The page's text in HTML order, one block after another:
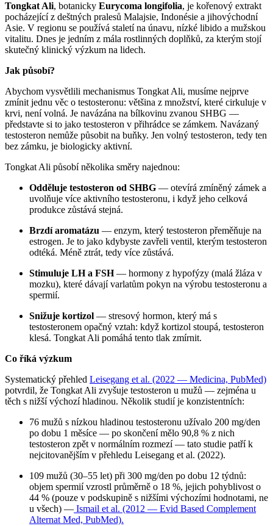
Tongkat Ali, botanicky Eurycoma longifolia, je kořenový extrakt
pocházející z deštných pralesů Malajsie, Indonésie a jihovýchodní
Asie. V regionu se používá staletí na únavu, nízké libido a mužskou
vitalitu. Dnes je jedním z mála rostlinných doplňků, za kterým stojí
skutečný klinický výzkum na lidech.
Jak působí?
Abychom vysvětlili mechanismus Tongkat Ali, musíme nejprve
zmínit jednu věc o testosteronu: většina z množství, které cirkuluje v
krvi, není volná. Je navázána na bílkovinu zvanou SHBG —
představte si to jako testosteron v přihrádce se zámkem. Navázaný
testosteron nemůže působit na buňky. Jen volný testosteron, tedy ten
bez zámku, je biologicky aktivní.
Tongkat Ali působí několika směry najednou:
Odděluje testosteron od SHBG — otevírá zmíněný zámek a
uvolňuje více aktivního testosteronu, i když jeho celková
produkce zůstává stejná.
Brzdí aromatázu — enzym, který testosteron přeměňuje na
estrogen. Je to jako kdybyste zavřeli ventil, kterým testosteron
odtéká. Méně ztrát, tedy více zůstává.
Stimuluje LH a FSH— hormony z hypofýzy (malá žláza v
mozku), které dávají varlatům pokyn na výrobu testosteronu a
spermií.
Snižuje kortizol — stresový hormon, který má s
testosteronem opačný vztah: když kortizol stoupá, testosteron
klesá. Tongkat Ali pomáhá tento tlak zmírnit.
Co říká výzkum
Systematický přehled Leisegang et al. (2022 — Medicina, PubMed)
potvrdil, že Tongkat Ali zvyšuje testosteron u mužů — zejména u
těch s nižší výchozí hladinou. Několik studií je konzistentních:
76 mužů s nízkou hladinou testosteronu užívalo 200 mg/den
po dobu 1 měsíce — po skončení mělo 90,8 % z nich
testosteron zpět v normálním rozmezí — tato studie patří k
nejcitovanějším v přehledu Leisegang et al. (2022).
109 mužů (30–55 let) při 300 mg/den po dobu 12 týdnů:
objem spermií vzrostl průměrně o 18 %, jejich pohyblivost o
44 % (pouze v podskupině s nižšími výchozími hodnotami, ne
u všech) — Ismail et al. (2012 — Evid Based Complement
Alternat Med, PubMed).